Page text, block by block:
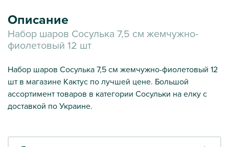
Описание
Набор шаров Сосулька 7,5 см жемчужно-
фиолетовый 12 шт
Набор шаров Сосулька 7,5 см жемчужно-фиолетовый 12
шт в магазине Кактус по лучшей цене. Большой
ассортимент товаров в категории Сосульки на елку с
доставкой по Украине.